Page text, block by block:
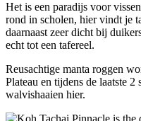
Het is een paradijs voor
rond in scholen, hier vindt je
daarnaast zeer dicht bij
echt tot een tafereel.
Reusachtige manta roggen
Plateau en tijdens de laatste
walvishaaien hier.